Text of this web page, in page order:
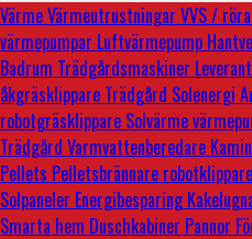
VärmeVärmeutrustningar VVS /
värmepumpar Luftvärmepump
Badrum Trädgårdsmaskiner
åkgräsklippare Trädgård Solenergi
robotgräsklippare Solvärme
Trädgård Varmvattenberedare
Pellets Pelletsbrännare robotklippare
Solpaneler Energibesparing
Smarta hem Duschkabiner Pannor